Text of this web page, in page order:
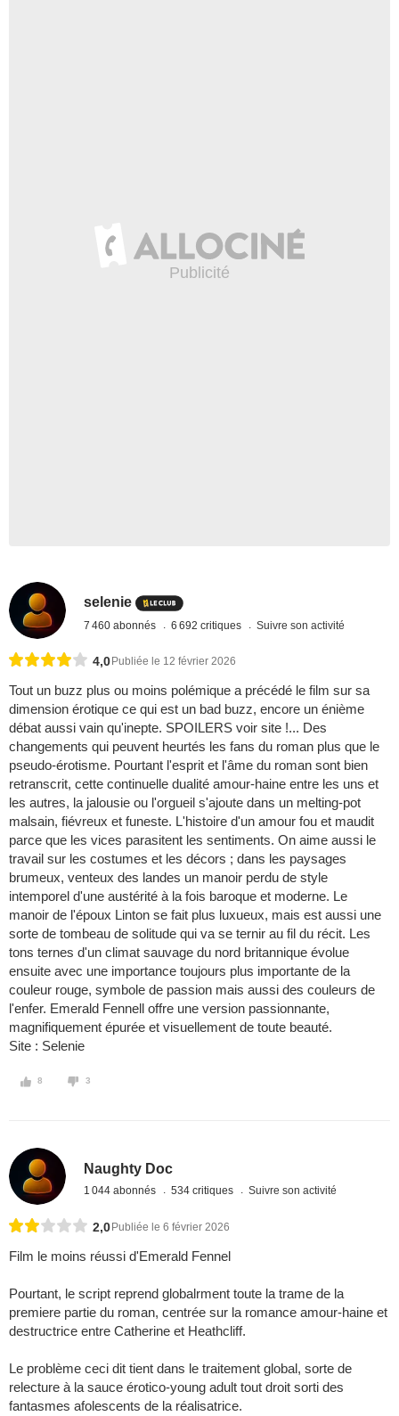
selenie
7 460 abonnés 6 692 critiques Suivre son activité
4,0 Publiée le 12 février 2026
Tout un buzz plus ou moins polémique a précédé le film sur sa
dimension érotique ce qui est un bad buzz, encore un énième
débat aussi vain qu'inepte. SPOILERS voir site !... Des
changements qui peuvent heurtés les fans du roman plus que le
pseudo-érotisme. Pourtant l'esprit et l'âme du roman sont bien
retranscrit, cette continuelle dualité amour-haine entre les uns et
les autres, la jalousie ou l'orgueil s'ajoute dans un melting-pot
malsain, fiévreux et funeste. L'histoire d'un amour fou et maudit
parce que les vices parasitent les sentiments. On aime aussi le
travail sur les costumes et les décors ; dans les paysages
brumeux, venteux des landes un manoir perdu de style
intemporel d'une austérité à la fois baroque et moderne. Le
manoir de l'époux Linton se fait plus luxueux, mais est aussi une
sorte de tombeau de solitude qui va se ternir au fil du récit. Les
tons ternes d'un climat sauvage du nord britannique évolue
ensuite avec une importance toujours plus importante de la
couleur rouge, symbole de passion mais aussi des couleurs de
l'enfer. Emerald Fennell offre une version passionnante,
magnifiquement épurée et visuellement de toute beauté.
Site : Selenie
8 3
Naughty Doc
1 044 abonnés 534 critiques Suivre son activité
2,0 Publiée le 6 février 2026
Film le moins réussi d'Emerald Fennel
Pourtant, le script reprend globalrment toute la trame de la
premiere partie du roman, centrée sur la romance amour-haine et
destructrice entre Catherine et Heathcliff.
Le problème ceci dit tient dans le traitement global, sorte de
relecture à la sauce érotico-young adult tout droit sorti des
fantasmes afolescents de la réalisatrice.